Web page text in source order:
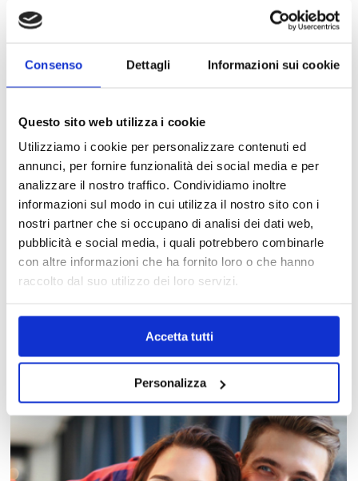
Consenso Dettagli Informazioni sui cookie
Questo sito web utilizza i cookie
Utilizziamo i cookie per personalizzare contenuti ed
annunci, per fornire funzionalità dei social media e per
analizzare il nostro traffico. Condividiamo inoltre
informazioni sul modo in cui utilizza il nostro sito con i
nostri partner che si occupano di analisi dei dati web,
pubblicità e social media, i quali potrebbero combinarle
con altre informazioni che ha fornito loro o che hanno
raccolto dal suo utilizzo dei loro servizi.
Accetta tutti
Personalizza
MAPPA DEL CENTRO
Trova in un attimo il punto vendita che ti interessa!